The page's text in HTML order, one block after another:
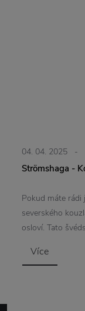
04. 04. 2025 -
Strömshaga -
Pokud máte rádi
severského
osloví. Tato
Více